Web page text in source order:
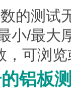
的测试
小/最大
，可浏
铝板